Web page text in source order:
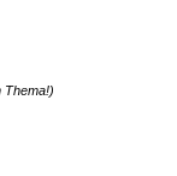
Thema!)